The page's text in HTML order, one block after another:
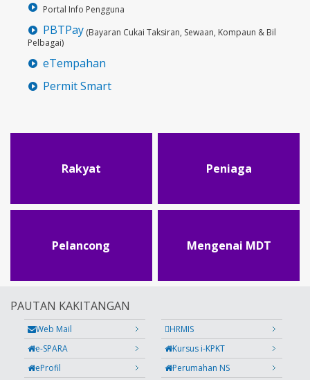
Portal Info Pengguna
PBTPay (Bayaran Cukai Taksiran, Sewaan, Kompaun & Bil
Pelbagai)
eTempahan
Permit Smart
Rakyat Peniaga
Pelancong Mengenai MDT
PAUTAN KAKITANGAN
Web Mail
HRMIS
e-SPARA
Kursus i-KPKT
eProfil
Perumahan NS